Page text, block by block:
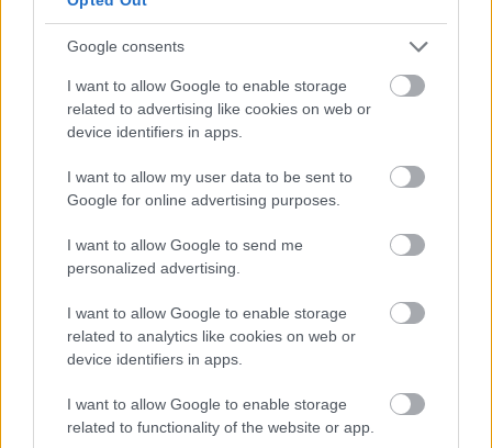
Google consents
I want to allow Google to enable storage
related to advertising like cookies on web or
device identifiers in apps.
I want to allow my user data to be sent to
Google for online advertising purposes.
I want to allow Google to send me
personalized advertising.
I want to allow Google to enable storage
related to analytics like cookies on web or
device identifiers in apps.
I want to allow Google to enable storage
related to functionality of the website or app.